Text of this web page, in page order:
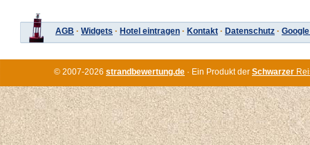
AGB · Widgets · Hotel eintragen · Kontakt · Datenschutz ·
© 2007-2026 strandbewertung.de · Ein Produkt der Schwarzer